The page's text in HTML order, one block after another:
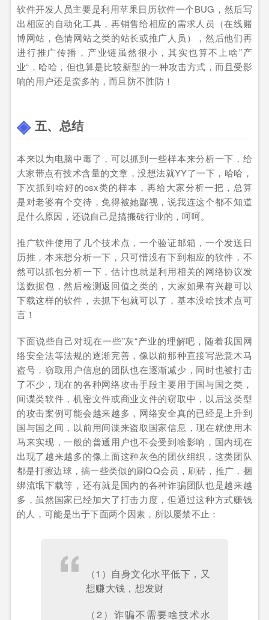
软件开发人员主要是利用苹果日历软件一个BUG，然后写
出相应的自动化工具，再销售给相应的需求人员（在线赌
博网站，色情网站之类的站长或推广人员），然后他们再
进行推广传播，产业链虽然很小，其实也算不上啥”产
业“，哈哈，但也算是比较新型的一种攻击方式，而且受影
响的用户还是蛮多的，而且防不胜防！
五、总结
本来以为电脑中毒了，可以抓到一些样本来分析一下，给
大家带点有技术含量的文章，没想法就YY了一下，哈哈，
下次抓到啥好的osx类的样本，再给大家分析一把，总算
是对老婆有个交待，免得被她鄙视，说我连这个都不知道
是什么原因，还说自己是搞搬砖行业的，呵呵。
推广软件使用了几个技术点，一个验证邮箱，一个发送日
历推，本来想分析一下，只可惜没有下到相应的软件，不
然可以抓包分析一下，估计也就是利用相关的网络协议发
送数据包，然后检测返回值之类的，大家如果有兴趣可以
下载这样的软件，去抓下包就可以了，基本没啥技术点可
言！
下面说些自己对现在一些”灰“产业的理解吧，随着我国网
络安全法等法规的逐渐完善，像以前那种直接写恶意木马
盗号，窃取用户信息的团队也在逐渐减少，同时也被打击
了不少，现在的各种网络攻击手段主要用于国与国之类，
间谍类软件，机密文件或商业文件的窃取中，以后这类型
的攻击案例可能会越来越多，网络安全真的已经是上升到
国与国之间，以前用间谍来盗取国家信息，现在就使用木
马来实现，一般的普通用户也不会受到啥影响，国内现在
出现了越来越多的像上面这种灰色的团伙组织，这类团队
都是打擦边球，搞一些类似的刷QQ会员，刷砖，推广，捆
绑流氓下载等，还有就是国内的各种诈骗团队也是越来越
多，虽然国家已经加大了打击力度，但通过这种方式赚钱
的人，可能是出于下面两个因素，所以屡禁不止：
（1）自身文化水平低下，又
想赚大钱，想发财
（2）诈骗不需要啥技术水